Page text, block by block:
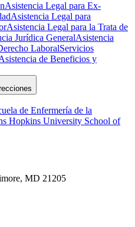
Asistencia Legal para Ex-
Asistencia Legal para
Asistencia Legal para la Trata de
Jurídica GeneralAsistencia
LaboralServicios
de Beneficios y
de Enfermería de la
Hopkins University School of
MD 21205